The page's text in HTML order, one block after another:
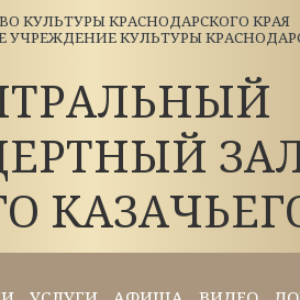
КУЛЬТУРЫ КРАСНОДАРСКОГО КРАЯ
КУЛЬТУРЫ